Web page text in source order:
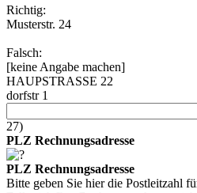
Richtig:
Musterstr. 24
Falsch:
[keine Angabe machen]
HAUPSTRASSE 22
dorfstr 1
27)
PLZ Rechnungsadresse
PLZ Rechnungsadresse
Bitte geben Sie hier die Postleitzahl